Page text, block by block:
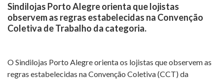
Sindilojas Porto Alegre orienta que lojistas
observem as regras estabelecidas na Convenção
Coletiva de Trabalho da categoria.
O Sindilojas Porto Alegre orienta os lojistas que observem as
regras estabelecidas na Convenção Coletiva (CCT) da